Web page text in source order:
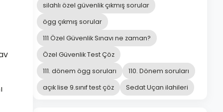
silahlı özel güvenlik çıkmış sorular
ögg çıkmış sorular
111 Özel Güvenlik Sınavı ne zaman?
Özel Güvenlik Test Çöz
111. dönem ögg soruları
110. Dönem soruları
açık lise 9.sınıf test çöz
Sedat Uçan ilahileri